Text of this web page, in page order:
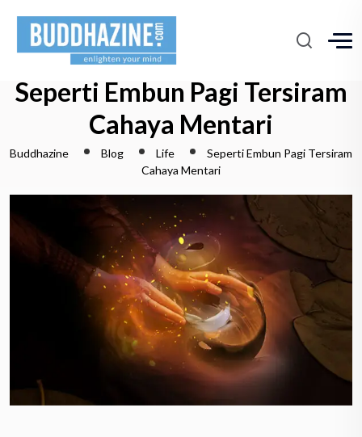
Seperti Embun Pagi Tersiram
Cahaya Mentari
Buddhazine Blog Life
Seperti Embun Pagi Tersiram
Cahaya Mentari